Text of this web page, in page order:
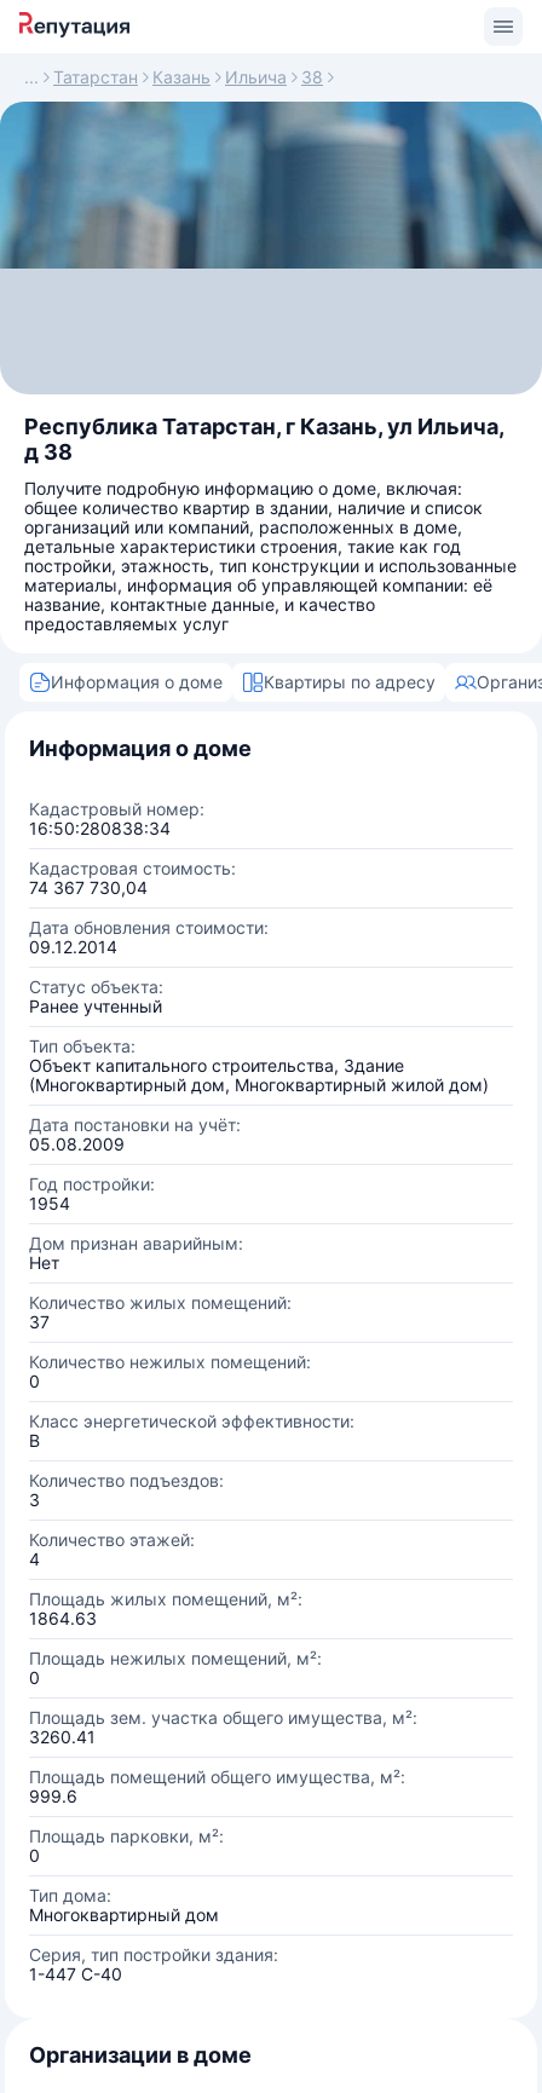
Татарстан Казань Ильича 38
Республика Татарстан, г Казань, ул Ильича,
д 38
Получите подробную информацию о доме, включая:
общее количество квартир в здании, наличие и список
организаций или компаний, расположенных в доме,
детальные характеристики строения, такие как год
постройки, этажность, тип конструкции и использованные
материалы, информация об управляющей компании: её
название, контактные данные, и качество
предоставляемых услуг
Информация о доме Квартиры по адресу
Информация о доме
Кадастровый номер:
16:50:280838:34
Кадастровая стоимость:
74 367 730,04
Дата обновления стоимости:
09.12.2014
Статус объекта:
Ранее учтенный
Тип объекта:
Объект капитального строительства, Здание
(Многоквартирный дом, Многоквартирный жилой дом)
Дата постановки на учёт:
05.08.2009
Год постройки:
1954
Дом признан аварийным:
Нет
Количество жилых помещений:
37
Количество нежилых помещений:
0
Класс энергетической эффективности:
B
Количество подъездов:
3
Количество этажей:
4
Площадь жилых помещений, м²:
1864.63
Площадь нежилых помещений, м²:
0
Площадь зем. участка общего имущества, м²:
3260.41
Площадь помещений общего имущества, м²:
999.6
Площадь парковки, м²:
0
Тип дома:
Многоквартирный дом
Серия, тип постройки здания:
1-447 С-40
Организации в доме